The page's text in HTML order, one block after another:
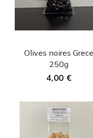
 Aperçu rapide
Olives noires Grece
250g
4,00 €